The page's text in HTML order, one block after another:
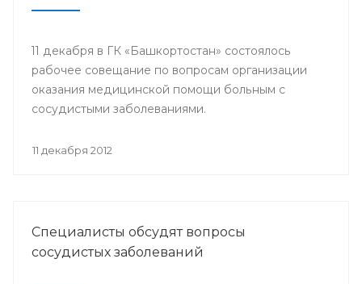
11 декабря в ГК «Башкортостан» состоялось
рабочее совещание по вопросам организации
оказания медицинской помощи больным с
сосудистыми заболеваниями.
11 декабря 2012
Специалисты обсудят вопросы
сосудистых заболеваний